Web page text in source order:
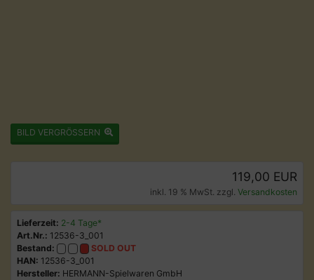
BILD VERGRÖSSERN
119,00 EUR
inkl. 19 % MwSt. zzgl. Versandkosten
Lieferzeit: 2-4 Tage*
Art.Nr.: 12536-3_001
Bestand:
SOLD OUT
HAN: 12536-3_001
Hersteller: HERMANN-Spielwaren GmbH